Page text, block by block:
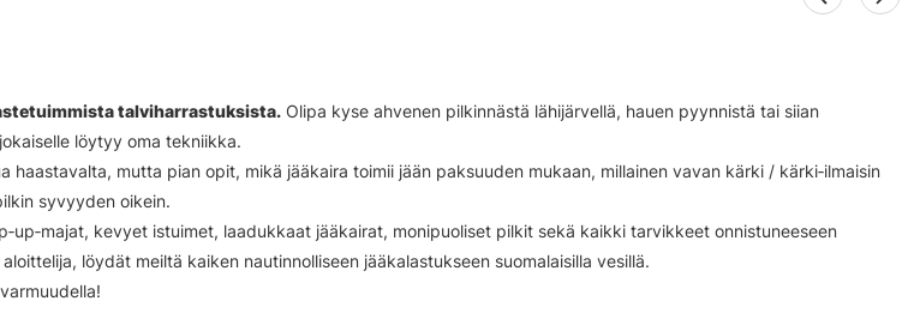
talviharrastuksista. Olipa kyse ahvenen pilkinnästä lähijärvellä, hauen pyynnistä tai siian
löytyy oma tekniikka.
haastavalta, mutta pian opit, mikä jääkaira toimii jään paksuuden mukaan, millainen vavan kärki / kärki‑ilmaisin
syvyyden oikein.
kevyet istuimet, laadukkaat jääkairat, monipuoliset pilkit sekä kaikki tarvikkeet onnistuneeseen
löydät meiltä kaiken nautinnolliseen jääkalastukseen suomalaisilla vesillä.